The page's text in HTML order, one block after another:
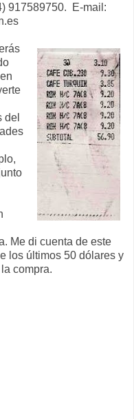
917589750. E-mail:
del
Me di cuenta de este
los últimos 50 dólares y
compra.